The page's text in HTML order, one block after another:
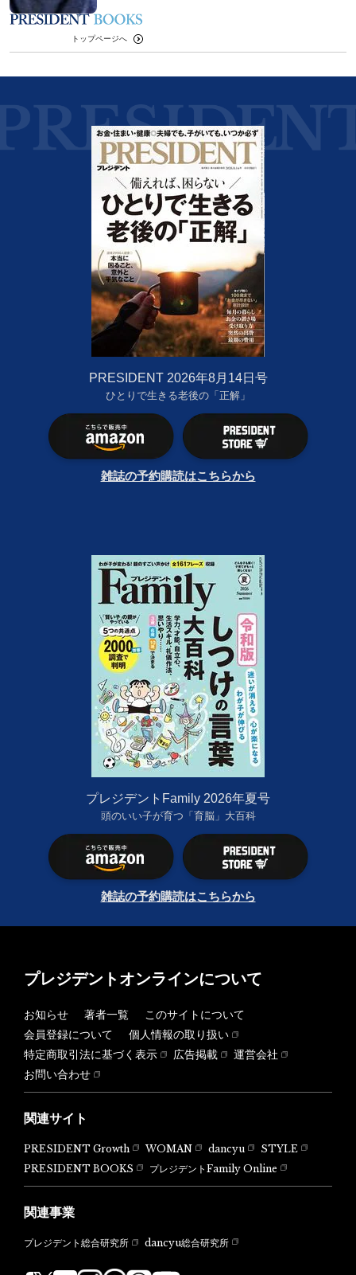
トップページへ
PRESIDENT 2026年8月14日号
ひとりで生きる老後の「正解」
雑誌の予約購読はこちらから
プレジデントFamily 2026年夏号
頭のいい子が育つ「育脳」大百科
雑誌の予約購読はこちらから
プレジデントオンラインについて
お知らせ 著者一覧
このサイトについて
会員登録について
個人情報の取り扱い
特定商取引法に基づく表示
広告掲載
運営会社
お問い合わせ
関連サイト
PRESIDENT Growth WOMAN dancyu
STYLE
PRESIDENT BOOKS
プレジデントFamily Online
関連事業
プレジデント総合研究所 dancyu総合研究所